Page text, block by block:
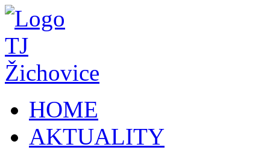
HOME
AKTUALITY